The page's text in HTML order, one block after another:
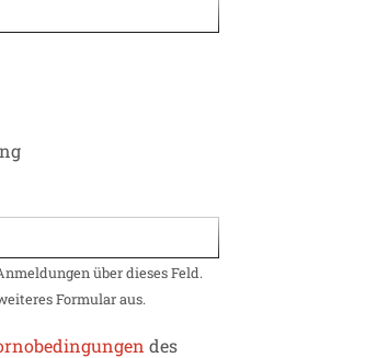
über dieses Feld.
Formular aus.
des